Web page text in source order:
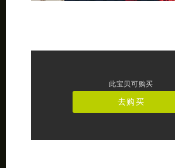
此宝贝可购买
去购买